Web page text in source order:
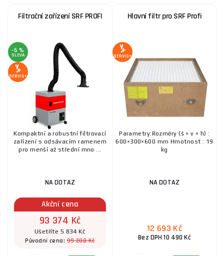
Filtrační zařízení SRF PROFI
-6 %
SLEVA
SERVIS+
Kompaktní a robustní filtrovací
zařízení s odsávacím ramenem
pro menší až střední mno ...
NA DOTAZ
Akční cena
93 374 Kč
Ušetříte 5 834 Kč
Původní cena:99 208 Kč
Hlavní filtr pro SRF Profi
SERVIS+
Parametry:Rozměry (š × v × h) :
600×300×600 mm Hmotnost : 19
kg
NA DOTAZ
12 693 Kč
Bez DPH 10 490 Kč